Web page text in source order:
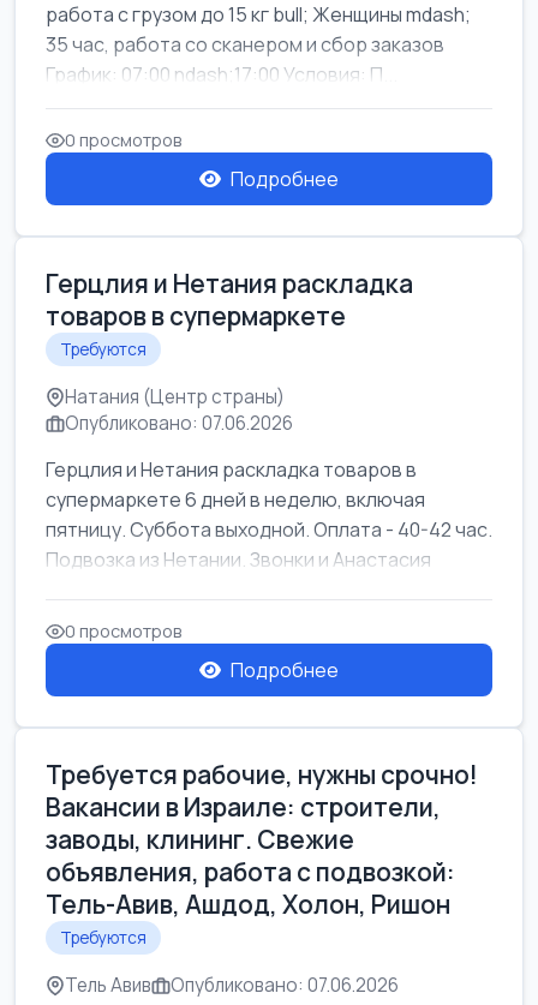
работа с грузом до 15 кг bull; Женщины mdash;
35 час, работа со сканером и сбор заказов
График: 07:00 ndash;17:00 Условия: П...
0 просмотров
Подробнее
Герцлия и Нетания раскладка
товаров в супермаркете
Требуются
Натания (Центр страны)
Опубликовано: 07.06.2026
Герцлия и Нетания раскладка товаров в
супермаркете 6 дней в неделю, включая
пятницу. Суббота выходной. Оплата - 40-42 час.
Подвозка из Нетании. Звонки и Анастасия
0 просмотров
Подробнее
Требуется рабочие, нужны срочно!
Вакансии в Израиле: строители,
заводы, клининг. Свежие
объявления, работа с подвозкой:
Тель-Авив, Ашдод, Холон, Ришон
Требуются
Тель Авив Опубликовано: 07.06.2026